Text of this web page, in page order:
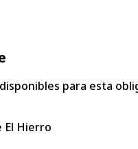
para esta
El Hierro